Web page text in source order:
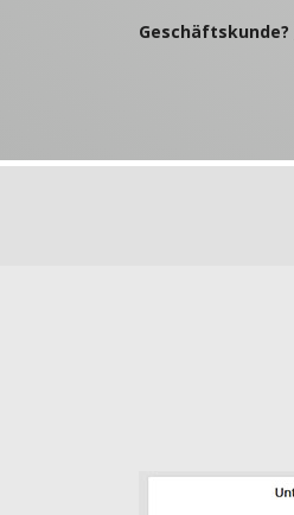
Geschäftskunde?